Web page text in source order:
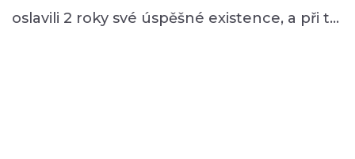
oslavili 2 roky své úspěšné existence, a při t…